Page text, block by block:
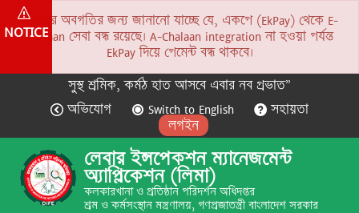
NOTICE
সকলের অবগতির জন্য জানানো যাচ্ছে যে, একপে (EkPay) থেকে E-
Chalaan সেবা বন্ধ রয়েছে। A-Chalaan integration না হওয়া পর্যন্ত
EkPay দিয়ে পেমেন্ট বন্ধ থাকবে।
সুস্থ শ্রমিক, কর্মঠ হাত আসবে এবার নব প্রভাত”
অভিযোগ
Switch to English
সহায়তা
লগইন
লেবার ইন্সপেকশন ম্যানেজমেন্ট
অ্যাপ্লিকেশন (লিমা)
কলকারখানা ও প্রতিষ্ঠান পরিদর্শন অধিদপ্তর
শ্রম ও কর্মসংস্থান মন্ত্রণালয়, গণপ্রজাতন্ত্রী বাংলাদেশ সরকার